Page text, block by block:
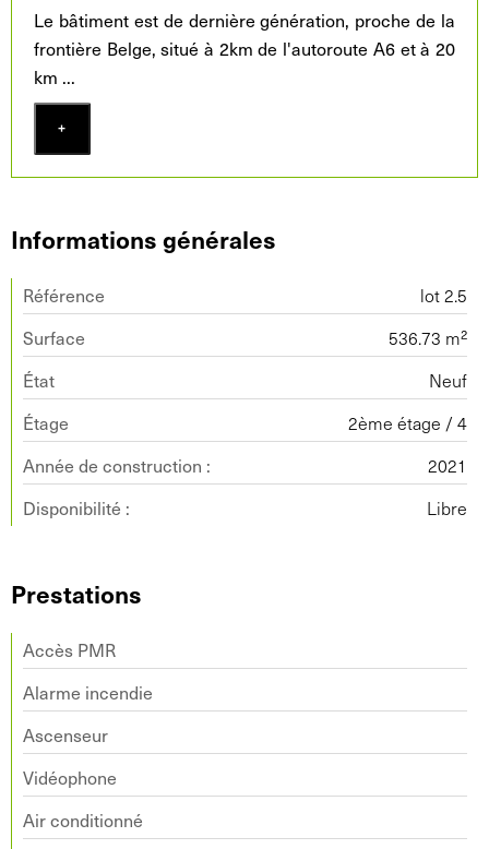
Le bâtiment est de dernière génération, proche de la
frontière Belge, situé à 2km de l'autoroute A6 et à 20
km ...
+
Informations générales
Référence
lot 2.5
Surface
536.73 m²
État
Neuf
Étage
2ème étage / 4
Année de construction :
2021
Disponibilité :
Libre
Prestations
Accès PMR
Alarme incendie
Ascenseur
Vidéophone
Air conditionné